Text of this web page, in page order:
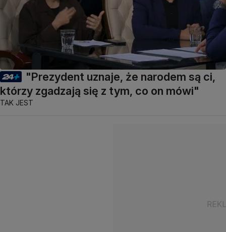
"Prezydent uznaje, że narodem są ci,
którzy zgadzają się z tym, co on mówi"
TAK JEST